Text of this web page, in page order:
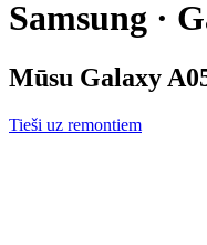
Samsung ·
Mūsu Galaxy
Tieši uz remontiem